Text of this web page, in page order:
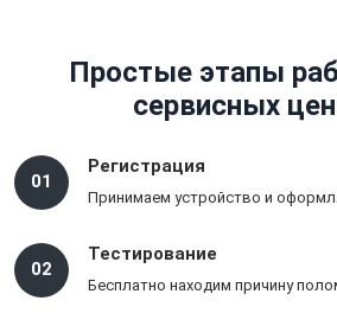
Простые этапы
сервисных
01
Регистрация
Принимаем устройство и
02
Тестирование
Бесплатно находим причину